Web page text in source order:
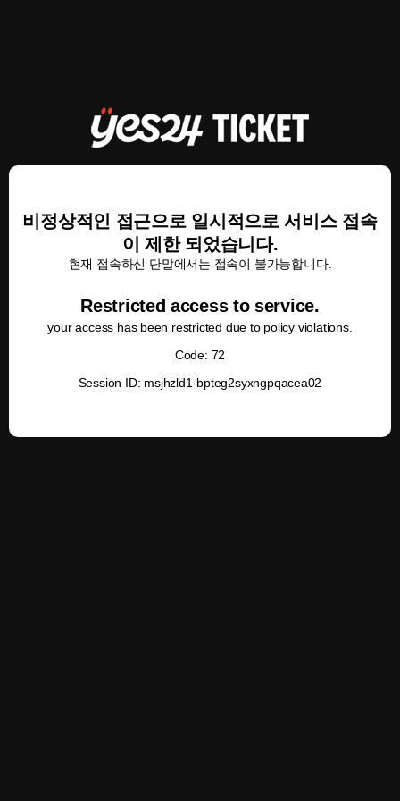
비정상적인 접근으로 일시적으로 서비스 접속
이 제한 되었습니다.
현재 접속하신 단말에서는 접속이 불가능합니다.
Restricted access to service.
your access has been restricted due to policy violations.
Code: 72
Session ID: msjhzld1-bpteg2syxngpqacea02